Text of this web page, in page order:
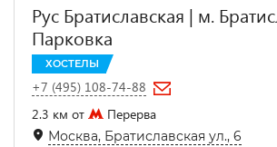
Рус Братиславская | м.
Парковка
ХОСТЕЛЫ
+7 (495) 108-74-88
2.3 км от
Перерва
Москва, Братиславская ул., 6